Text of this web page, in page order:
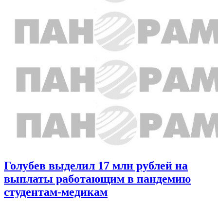
Голубев выделил 17 млн рублей на
выплаты работающим в пандемию
студентам-медикам